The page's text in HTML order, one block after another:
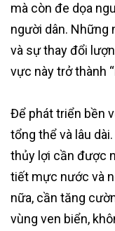
mà còn đe dọa
người dân. Những
và sự thay đổi
vực này trở thành
Để phát triển bền
tổng thể và lâu
thủy lợi cần được
tiết mực nước và
nữa, cần tăng
vùng ven biển,